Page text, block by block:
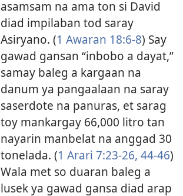
asamsam na ama ton si David
diad impilaban tod saray
Asiryano. (1 Awaran 18:6-8) Say
gawad gansan “inbobo a dayat,”
samay baleg a kargaan na
danum ya pangaalaan na saray
saserdote na panuras, et sarag
toy mankargay 66,000 litro tan
nayarin manbelat na anggad 30
tonelada. (1 Arari 7:23-26, 44-46)
Wala met so duaran baleg a
lusek ya gawad gansa diad arap